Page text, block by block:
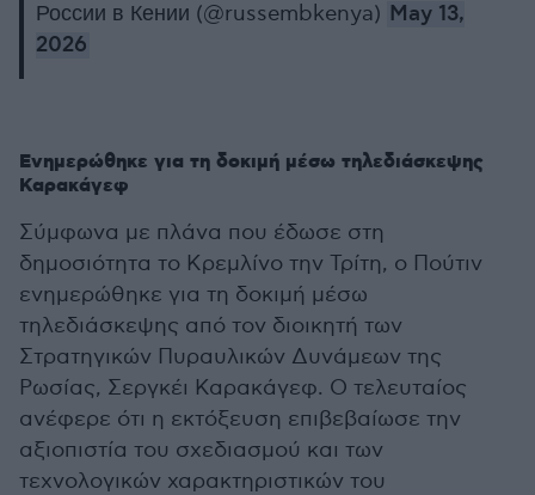
России в Кении (@russembkenya) May 13,
2026
Ενημερώθηκε για τη δοκιμή μέσω τηλεδιάσκεψης
Καρακάγεφ
Σύμφωνα με πλάνα που έδωσε στη
δημοσιότητα το Κρεμλίνο την Τρίτη, ο Πούτιν
ενημερώθηκε για τη δοκιμή μέσω
τηλεδιάσκεψης από τον διοικητή των
Στρατηγικών Πυραυλικών Δυνάμεων της
Ρωσίας, Σεργκέι Καρακάγεφ. Ο τελευταίος
ανέφερε ότι η εκτόξευση επιβεβαίωσε την
αξιοπιστία του σχεδιασμού και των
τεχνολογικών χαρακτηριστικών του